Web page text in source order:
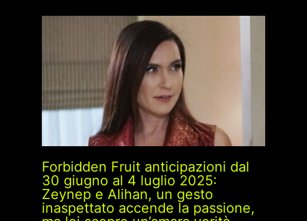
Forbidden Fruit anticipazioni dal
30 giugno al 4 luglio 2025:
Zeynep e Alihan, un gesto
inaspettato accende la passione,